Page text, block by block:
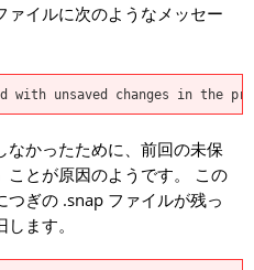
イルに次のようなメッセー
with unsaved changes in
かったために、前回の未保
とが原因のようです。 この
ぎの .snap ファイルが残っ
ます。